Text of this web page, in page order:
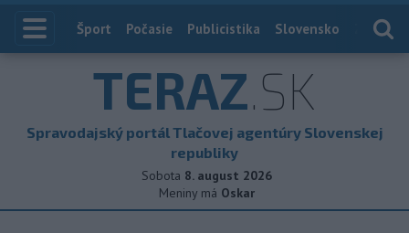
Index
Šport Počasie Publicistika Slovensko
TERAZ.SK
Spravodajský portál Tlačovej agentúry Slovenskej
republiky
Sobota 8. august 2026
Meniny má Oskar